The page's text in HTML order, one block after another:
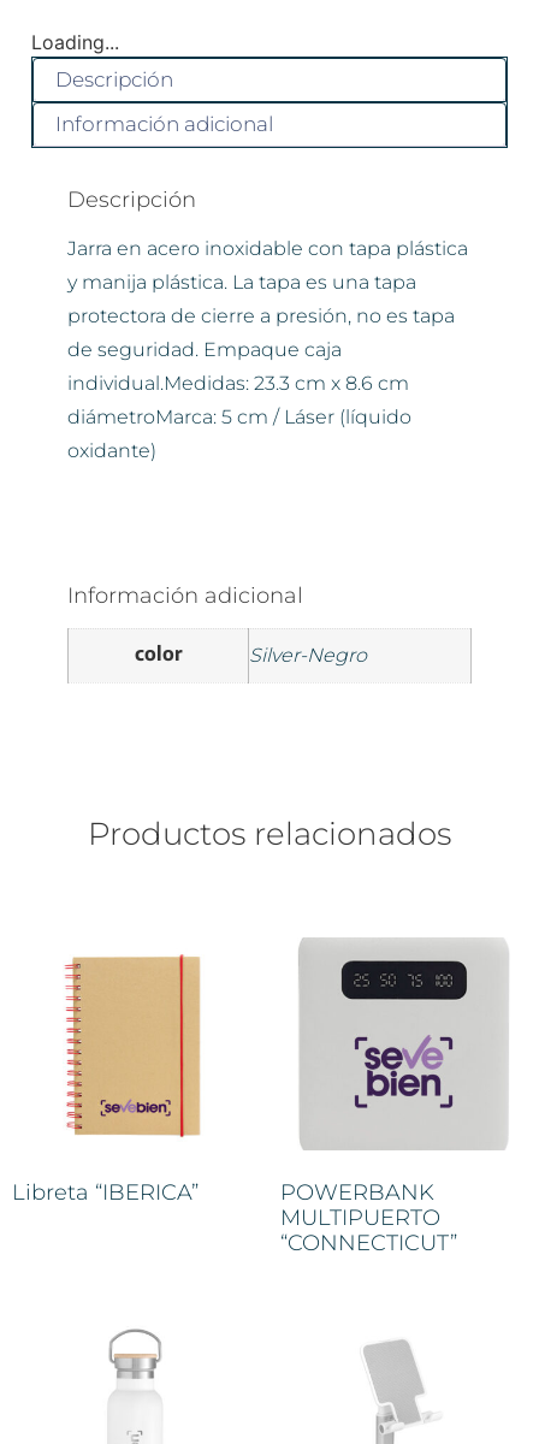
Loading...
Descripción
Información adicional
Descripción
Jarra en acero inoxidable con tapa plástica
y manija plástica. La tapa es una tapa
protectora de cierre a presión, no es tapa
de seguridad. Empaque caja
individual.Medidas: 23.3 cm x 8.6 cm
diámetroMarca: 5 cm / Láser (líquido
oxidante)
Información adicional
color Silver-Negro
Productos relacionados
Libreta “IBERICA”
POWERBANK
MULTIPUERTO
“CONNECTICUT”